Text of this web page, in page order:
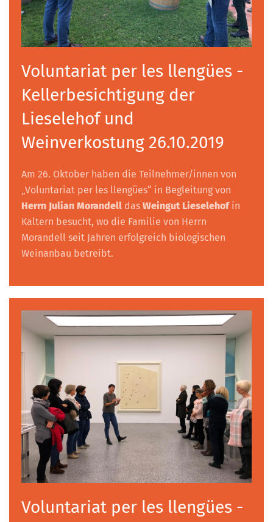
Voluntariat per les llengües -
Kellerbesichtigung der
Lieselehof und
Weinverkostung 26.10.2019
Am 26. Oktober haben die Teilnehmer/innen von
„Voluntariat per les llengües“ in Begleitung von
Herrn Julian Morandell das Weingut Lieselehofin
Kaltern besucht, wo die Familie von Herrn
Morandell seit Jahren erfolgreich biologischen
Weinanbau betreibt.
Voluntariat per les llengües -